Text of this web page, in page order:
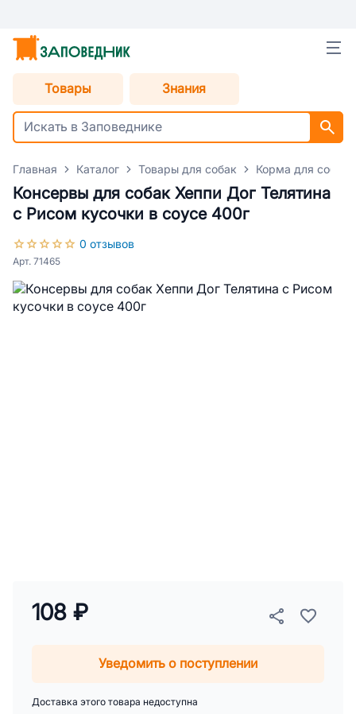
Товары Знания
Главная Каталог Товары для собак Корма для собак
Консервы для собак Хеппи Дог Телятина
с Рисом кусочки в соусе 400г
0 отзывов
Арт. 71465
108 ₽
Уведомить о поступлении
Доставка этого товара недоступна